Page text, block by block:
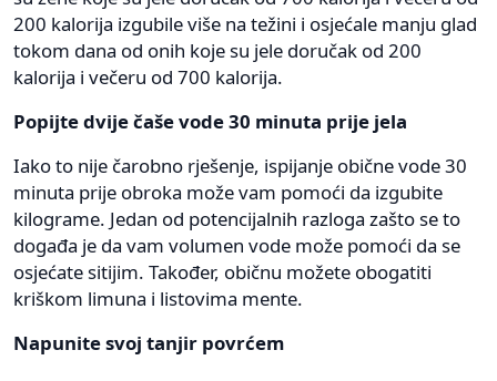
200 kalorija izgubile više na težini i osjećale manju glad
tokom dana od onih koje su jele doručak od 200
kalorija i večeru od 700 kalorija.
Popijte dvije čaše vode 30 minuta prije jela
Iako to nije čarobno rješenje, ispijanje obične vode 30
minuta prije obroka može vam pomoći da izgubite
kilograme. Jedan od potencijalnih razloga zašto se to
događa je da vam volumen vode može pomoći da se
osjećate sitijim. Također, običnu možete obogatiti
kriškom limuna i listovima mente.
Napunite svoj tanjir povrćem